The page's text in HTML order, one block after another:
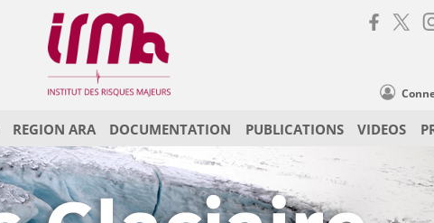
REGION ARA DOCUMENTATION PUBLICATIONS VIDEOS